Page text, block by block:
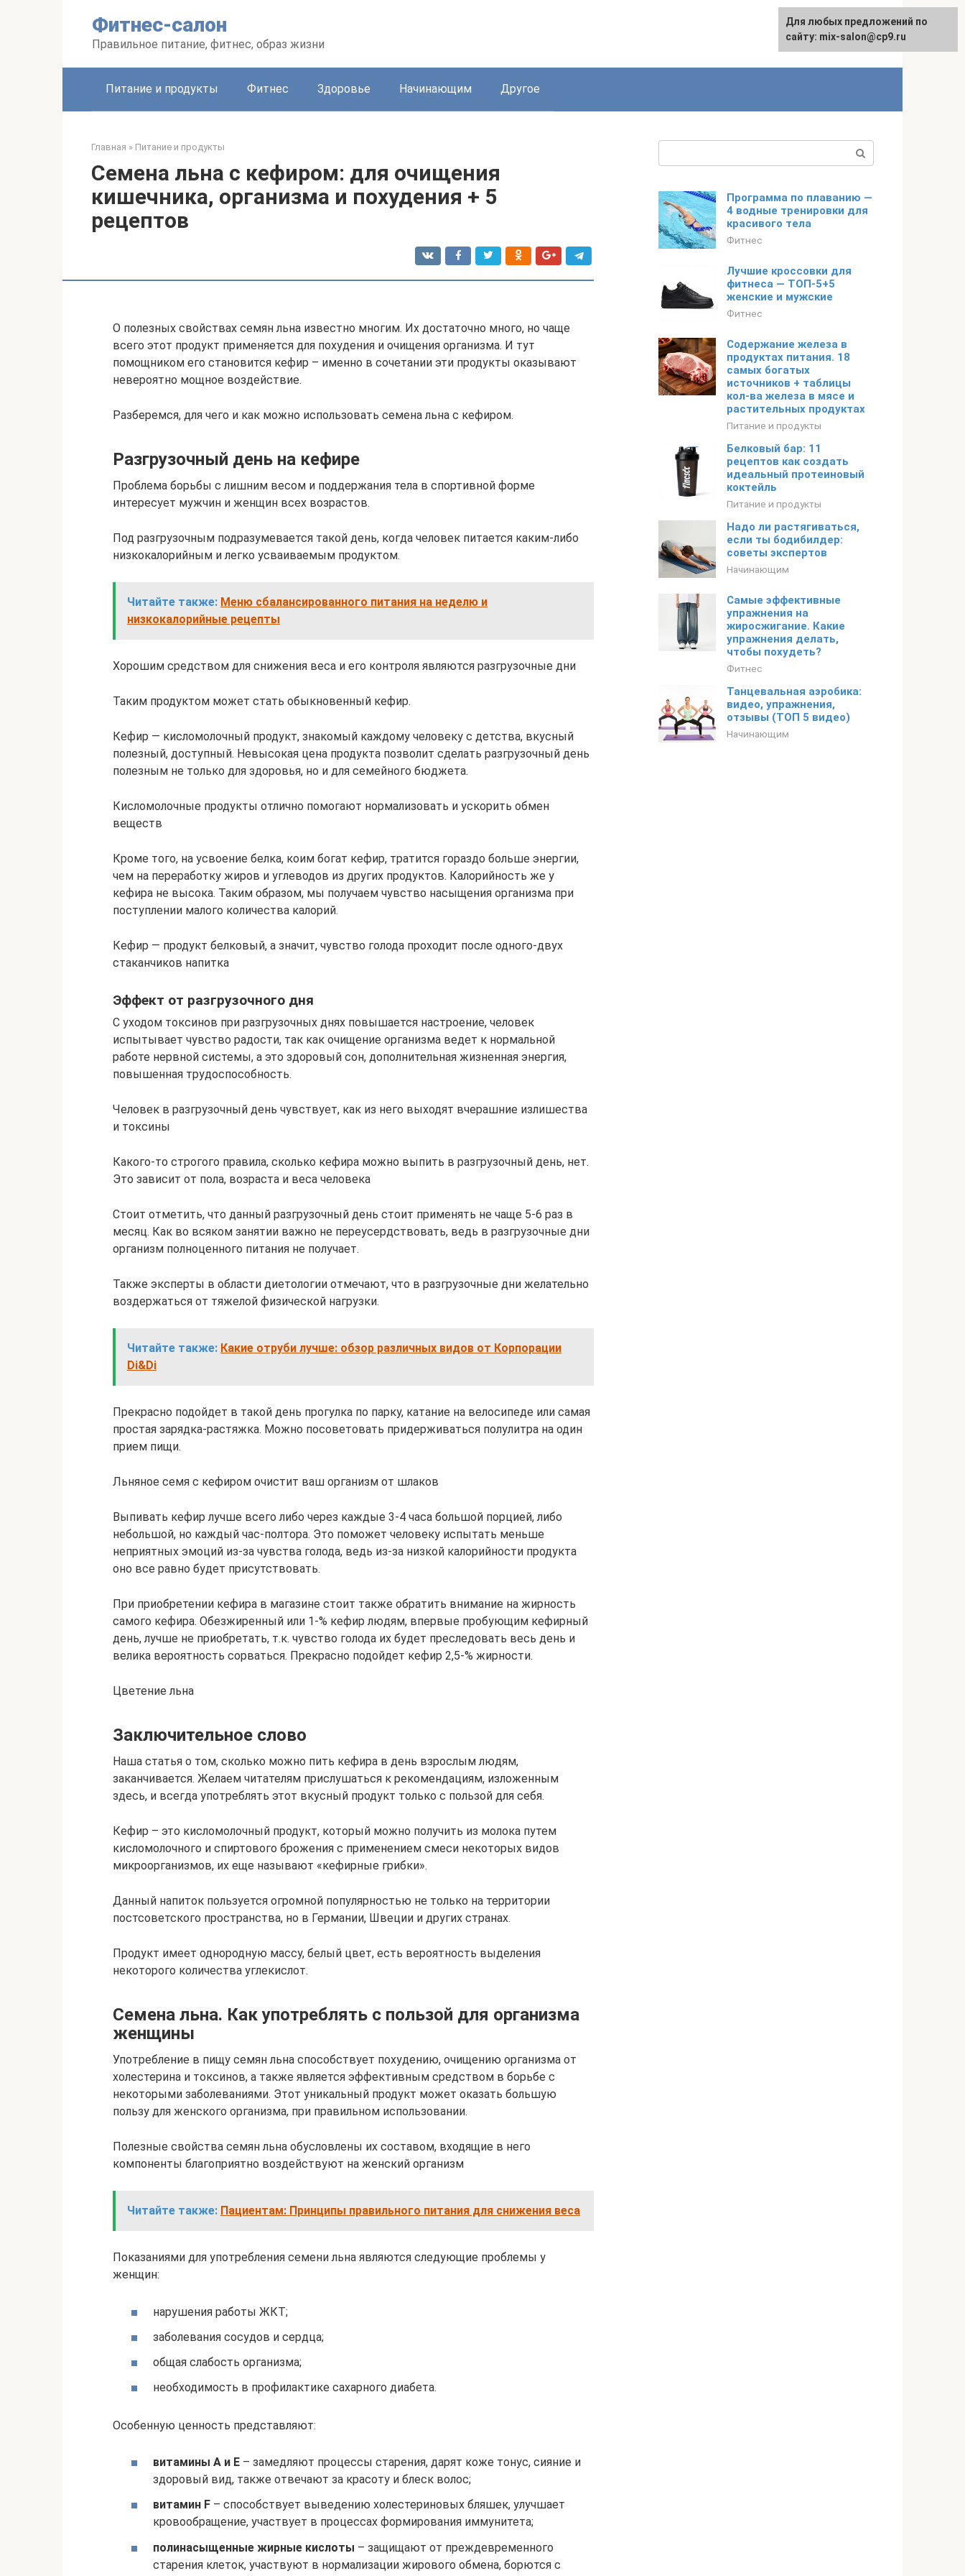
Фитнес-салон
Правильное питание, фитнес, образ жизни
Питание и продукты Фитнес Здоровье Начинающим Другое
Главная » Питание и продукты
Семена льна с кефиром: для очищения
кишечника, организма и похудения + 5
рецептов
О полезных свойствах семян льна известно многим. Их достаточно много, но чаще
всего этот продукт применяется для похудения и очищения организма. И тут
помощником его становится кефир – именно в сочетании эти продукты оказывают
невероятно мощное воздействие.
Разберемся, для чего и как можно использовать семена льна с кефиром.
Разгрузочный день на кефире
Проблема борьбы с лишним весом и поддержания тела в спортивной форме
интересует мужчин и женщин всех возрастов.
Под разгрузочным подразумевается такой день, когда человек питается каким-либо
низкокалорийным и легко усваиваемым продуктом.
Читайте также: Меню сбалансированного питания на неделю и
низкокалорийные рецепты
Хорошим средством для снижения веса и его контроля являются разгрузочные дни
Таким продуктом может стать обыкновенный кефир.
Кефир — кисломолочный продукт, знакомый каждому человеку с детства, вкусный
полезный, доступный. Невысокая цена продукта позволит сделать разгрузочный день
полезным не только для здоровья, но и для семейного бюджета.
Кисломолочные продукты отлично помогают нормализовать и ускорить обмен
веществ
Кроме того, на усвоение белка, коим богат кефир, тратится гораздо больше энергии,
чем на переработку жиров и углеводов из других продуктов. Калорийность же у
кефира не высока. Таким образом, мы получаем чувство насыщения организма при
поступлении малого количества калорий.
Кефир — продукт белковый, а значит, чувство голода проходит после одного-двух
стаканчиков напитка
Эффект от разгрузочного дня
С уходом токсинов при разгрузочных днях повышается настроение, человек
испытывает чувство радости, так как очищение организма ведет к нормальной
работе нервной системы, а это здоровый сон, дополнительная жизненная энергия,
повышенная трудоспособность.
Человек в разгрузочный день чувствует, как из него выходят вчерашние излишества
и токсины
Какого-то строгого правила, сколько кефира можно выпить в разгрузочный день, нет.
Это зависит от пола, возраста и веса человека
Стоит отметить, что данный разгрузочный день стоит применять не чаще 5-6 раз в
месяц. Как во всяком занятии важно не переусердствовать, ведь в разгрузочные дни
организм полноценного питания не получает.
Также эксперты в области диетологии отмечают, что в разгрузочные дни желательно
воздержаться от тяжелой физической нагрузки.
Читайте также: Какие отруби лучше: обзор различных видов от Корпорации
Di&Di
Прекрасно подойдет в такой день прогулка по парку, катание на велосипеде или самая
простая зарядка-растяжка. Можно посоветовать придерживаться полулитра на один
прием пищи.
Льняное семя с кефиром очистит ваш организм от шлаков
Выпивать кефир лучше всего либо через каждые 3-4 часа большой порцией, либо
небольшой, но каждый час-полтора. Это поможет человеку испытать меньше
неприятных эмоций из-за чувства голода, ведь из-за низкой калорийности продукта
оно все равно будет присутствовать.
При приобретении кефира в магазине стоит также обратить внимание на жирность
самого кефира. Обезжиренный или 1-% кефир людям, впервые пробующим кефирный
день, лучше не приобретать, т.к. чувство голода их будет преследовать весь день и
велика вероятность сорваться. Прекрасно подойдет кефир 2,5-% жирности.
Цветение льна
Заключительное слово
Наша статья о том, сколько можно пить кефира в день взрослым людям,
заканчивается. Желаем читателям прислушаться к рекомендациям, изложенным
здесь, и всегда употреблять этот вкусный продукт только с пользой для себя.
Кефир – это кисломолочный продукт, который можно получить из молока путем
кисломолочного и спиртового брожения с применением смеси некоторых видов
микроорганизмов, их еще называют «кефирные грибки».
Данный напиток пользуется огромной популярностью не только на территории
постсоветского пространства, но в Германии, Швеции и других странах.
Продукт имеет однородную массу, белый цвет, есть вероятность выделения
некоторого количества углекислот.
Семена льна. Как употреблять с пользой для организма
женщины
Употребление в пищу семян льна способствует похудению, очищению организма от
холестерина и токсинов, а также является эффективным средством в борьбе с
некоторыми заболеваниями. Этот уникальный продукт может оказать большую
пользу для женского организма, при правильном использовании.
Полезные свойства семян льна обусловлены их составом, входящие в него
компоненты благоприятно воздействуют на женский организм
Читайте также: Пациентам: Принципы правильного питания для снижения веса
Показаниями для употребления семени льна являются следующие проблемы у
женщин:
нарушения работы ЖКТ;
заболевания сосудов и сердца;
общая слабость организма;
необходимость в профилактике сахарного диабета.
Особенную ценность представляют:
витамины A и E – замедляют процессы старения, дарят коже тонус, сияние и
здоровый вид, также отвечают за красоту и блеск волос;
витамин F – способствует выведению холестериновых бляшек, улучшает
кровообращение, участвует в процессах формирования иммунитета;
полинасыщенные жирные кислоты – защищают от преждевременного
старения клеток, участвуют в нормализации жирового обмена, борются с
Программа по плаванию —
4 водные тренировки для
красивого тела
Фитнес
Лучшие кроссовки для
фитнеса — ТОП-5+5
женские и мужские
Фитнес
Содержание железа в
продуктах питания. 18
самых богатых
источников + таблицы
кол-ва железа в мясе и
растительных продуктах
Питание и продукты
Белковый бар: 11
рецептов как создать
идеальный протеиновый
коктейль
Питание и продукты
Надо ли растягиваться,
если ты бодибилдер:
советы экспертов
Начинающим
Самые эффективные
упражнения на
жиросжигание. Какие
упражнения делать,
чтобы похудеть?
Фитнес
Танцевальная аэробика:
видео, упражнения,
отзывы (ТОП 5 видео)
Начинающим
Для любых предложений по
сайту: mix-salon@cp9.ru